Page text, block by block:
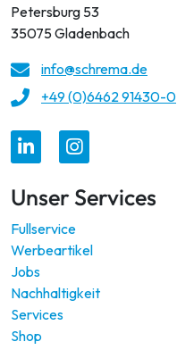
Petersburg 53
35075 Gladenbach
info@schrema.de
+49 (0)6462 91430-0
Unser Services
Fullservice
Werbeartikel
Jobs
Nachhaltigkeit
Services
Shop